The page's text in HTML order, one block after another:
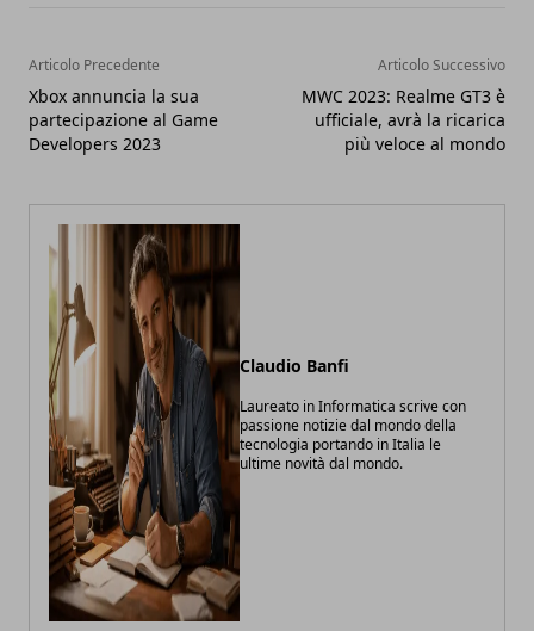
Articolo Precedente
Xbox annuncia la sua
partecipazione al Game
Developers 2023
Articolo Successivo
MWC 2023: Realme GT3 è
ufficiale, avrà la ricarica
più veloce al mondo
Claudio Banfi
Laureato in Informatica scrive con
passione notizie dal mondo della
tecnologia portando in Italia le
ultime novità dal mondo.